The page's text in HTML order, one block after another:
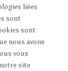
liées
sont
sont
nous avons
vous
site